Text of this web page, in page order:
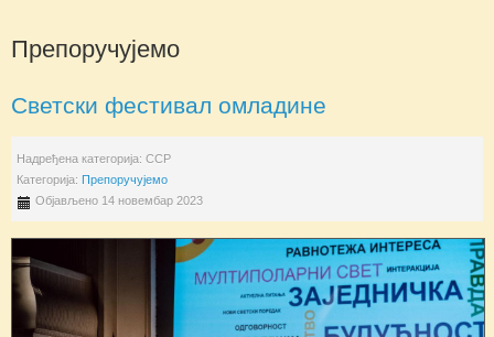
Препоручујемо
Светски фестивал омладине
Надређена категорија: ССР
Категорија: Препоручујемо
Објављено 14 новембар 2023